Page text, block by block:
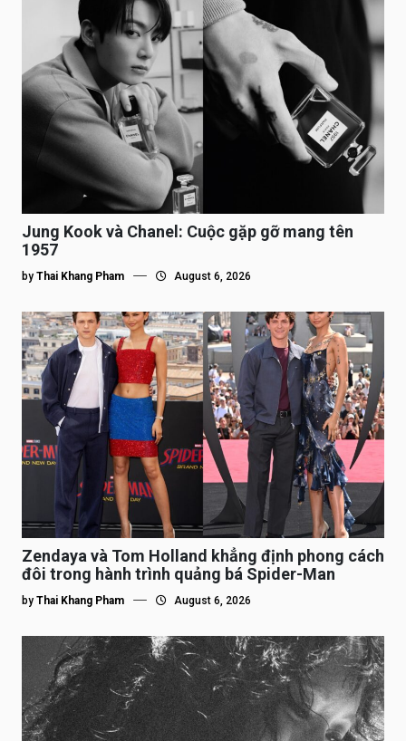
Jung Kook và Chanel: Cuộc gặp gỡ mang tên
1957
by Thai Khang Pham August 6, 2026
Zendaya và Tom Holland khẳng định phong cách
đôi trong hành trình quảng bá Spider-Man
by Thai Khang Pham August 6, 2026